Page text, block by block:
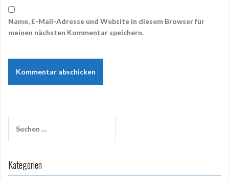
Name, E-Mail-Adresse und Website in diesem Browser für
meinen nächsten Kommentar speichern.
nach:
Kategorien